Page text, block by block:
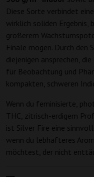
Diese Sorte verbindet
wirklich soliden Ergebnis,
größerem
Finale mögen. Durch den
diejenigen ansprechen,
für Beobachtung und
kompakten, schweren
Wenn du feminisierte,
THC, zitrisch-erdigem
ist Silver Fire eine
wenn du lebhafteres
möchtest, der nicht